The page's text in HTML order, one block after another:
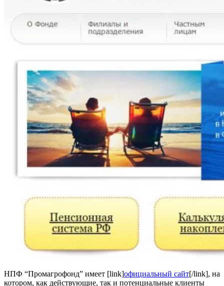
НПФ “Промагрофонд” имеет [link]официальный сайт[/link], на
котором, как действующие, так и потенциальные клиенты